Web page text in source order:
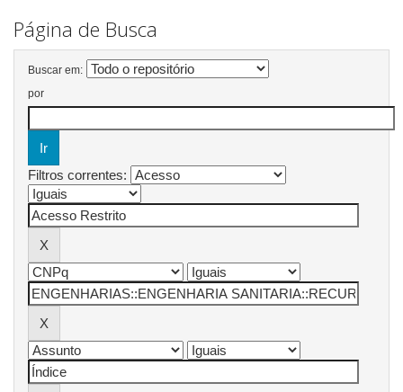
Página de Busca
Buscar em:
por
Filtros correntes: